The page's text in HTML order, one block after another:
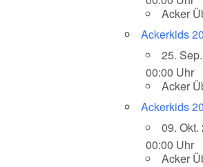
Acker
Ackerkids
25.
00:00 Uhr
Acker
Ackerkids
09. Okt.
00:00 Uhr
Acker